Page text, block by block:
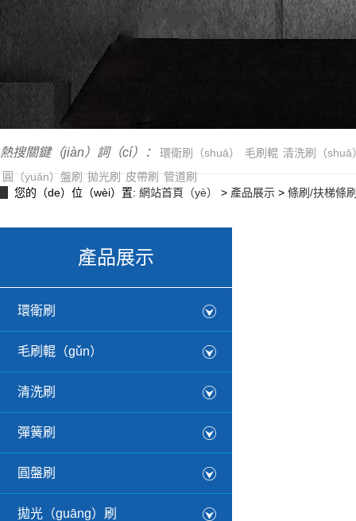
熱搜關鍵（jiàn）詞（cí）： 環衛刷（shuā） 毛刷輥 清洗刷（shuā
圓（yuán）盤刷 拋光刷 皮帶刷 管道刷
您的（de）位（wèi）置: 網站首頁（yè） > 產品展示 > 條刷/扶梯條
產品展示
環衛刷
毛刷輥（gǔn）
清洗刷
彈簧刷
圓盤刷
拋光（guāng）刷